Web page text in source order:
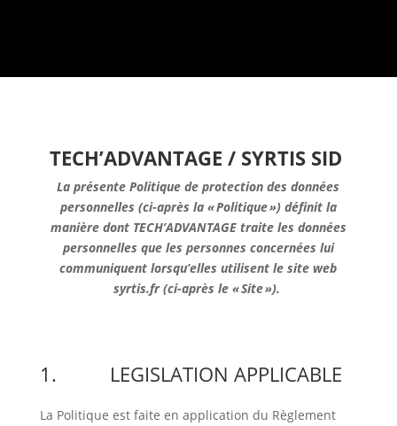
TECH’ADVANTAGE / SYRTIS SID
La présente Politique de protection des données
personnelles (ci-après la « Politique ») définit la
manière dont TECH’ADVANTAGE traite les données
personnelles que les personnes concernées lui
communiquent lorsqu’elles utilisent le site web
syrtis.fr (ci-après le « Site »).
1. LEGISLATION APPLICABLE
La Politique est faite en application du Règlement